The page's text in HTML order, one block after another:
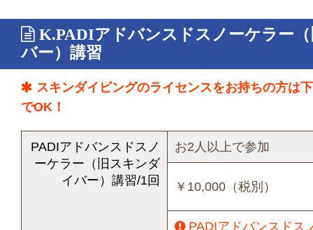
K.PADIアドバンスドスノーケラー
バー）講習
スキンダイビングのライセンスをお持ちの方は
でOK！
PADIアドバンスドスノ
ーケラー（旧スキンダ
イバー）講習/1回
お2人以上で参加
￥10,000（税別）
PADIアドバンスドス